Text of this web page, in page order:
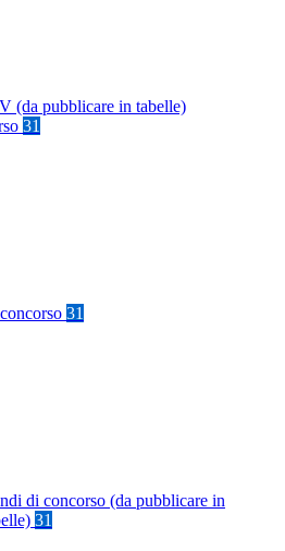
(da pubblicare in tabelle)
31
31
di concorso (da pubblicare in
31